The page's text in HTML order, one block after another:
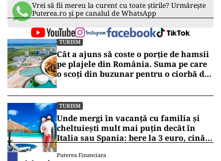
Vrei să fii mereu la curent cu toate știrile? Urmărește
Puterea.ro și pe canalul de WhatsApp
TURISM
Cât a ajuns să coste o porție de hamsii
pe plajele din România. Suma pe care
o scoți din buzunar pentru o ciorbă de
Nord
TURISM
Unde mergi în vacanță cu familia și
cheltuiești mult mai puțin decât în
Italia sau Spania: bere la 3 euro, cină
Puterea Financiara